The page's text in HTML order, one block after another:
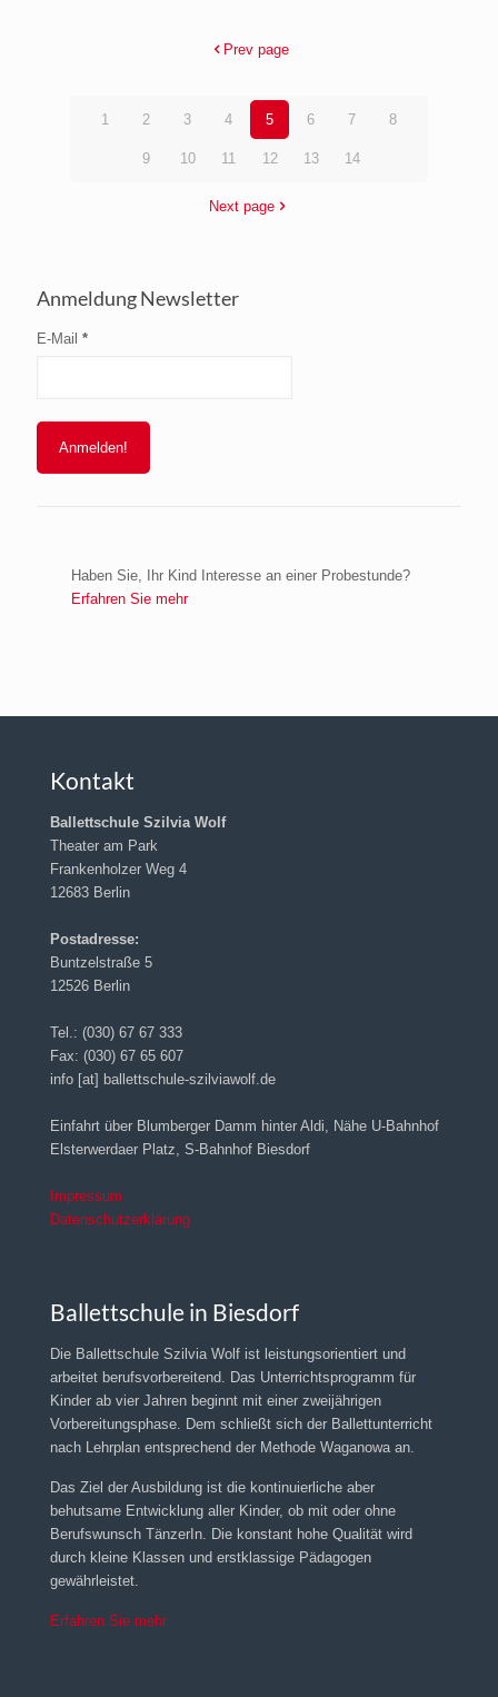
Prev page
1 2 3 4 5 6 7 8
9 10 11 12 13 14
Next page
Anmeldung Newsletter
E-Mail *
Haben Sie, Ihr Kind Interesse an einer Probestunde?
Erfahren Sie mehr
Kontakt
Ballettschule Szilvia Wolf
Theater am Park
Frankenholzer Weg 4
12683 Berlin
Postadresse:
Buntzelstraße 5
12526 Berlin
Tel.: (030) 67 67 333
Fax: (030) 67 65 607
info [at] ballettschule-szilviawolf.de
Einfahrt über Blumberger Damm hinter Aldi, Nähe U-Bahnhof
Elsterwerdaer Platz, S-Bahnhof Biesdorf
Impressum
Datenschutzerklärung
Ballettschule in Biesdorf
Die Ballettschule Szilvia Wolf ist leistungsorientiert und
arbeitet berufsvorbereitend. Das Unterrichtsprogramm für
Kinder ab vier Jahren beginnt mit einer zweijährigen
Vorbereitungsphase. Dem schließt sich der Ballettunterricht
nach Lehrplan entsprechend der Methode Waganowa an.
Das Ziel der Ausbildung ist die kontinuierliche aber
behutsame Entwicklung aller Kinder, ob mit oder ohne
Berufswunsch TänzerIn. Die konstant hohe Qualität wird
durch kleine Klassen und erstklassige Pädagogen
gewährleistet.
Erfahren Sie mehr